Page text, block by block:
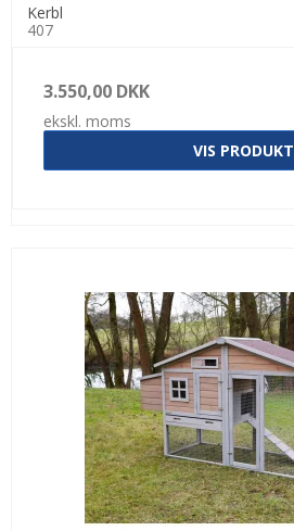
Kerbl
407
3.550,00 DKK
ekskl. moms
VIS PRODUKT